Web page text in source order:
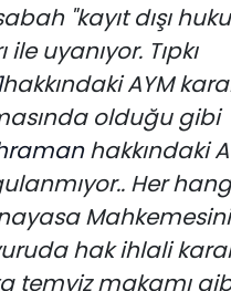
"kayıt dışı
uyanıyor. Tıpkı
hakkındaki AYM
olduğu gibi
hakkındaki
Her
hak ihlali
temyiz makamı